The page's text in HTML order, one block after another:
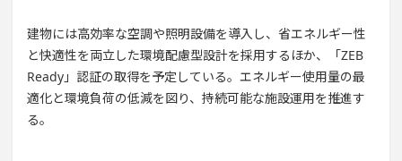
建物には高効率な空調や照明設備を導入し、省エネルギー性
と快適性を両立した環境配慮型設計を採用するほか、「ZEB
Ready」認証の取得を予定している。エネルギー使用量の最
適化と環境負荷の低減を図り、持続可能な施設運用を推進す
る。